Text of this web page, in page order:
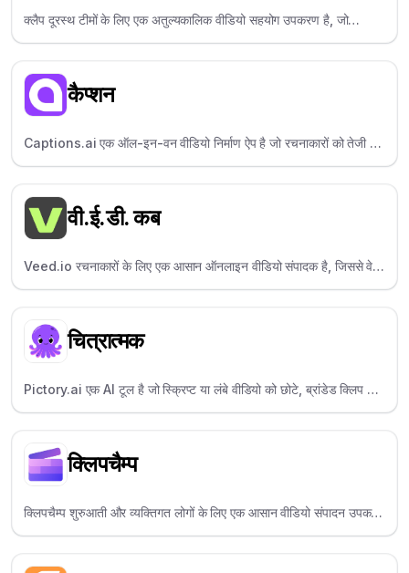
क्लैप दूरस्थ टीमों के लिए एक अतुल्यकालिक वीडियो सहयोग उपकरण है, जो
उपयोगकर्ताओं को वीडियो पर स्क्रीन रिकॉर्ड करने और टिप्पणी करने की अनुमति
कैप्शन
Captions.ai एक ऑल-इन-वन वीडियो निर्माण ऐप है जो रचनाकारों को तेजी से
वीडियो की स्क्रिप्ट लिखने, शूट करने और कैप्शन बनाने में मदद करता है।
वी.ई.डी. कब
Veed.io रचनाकारों के लिए एक आसान ऑनलाइन वीडियो संपादक है, जिससे वे
सामग्री को शीघ्रता से संपादित और कैप्शन कर सकते हैं।
चित्रात्मक
Pictory.ai एक AI टूल है जो स्क्रिप्ट या लंबे वीडियो को छोटे, ब्रांडेड क्लिप में
बदल देता है - जो सामग्री को पुनः उपयोग करने के लिए एकदम उपयुक्त है।
क्लिपचैम्प
क्लिपचैम्प शुरुआती और व्यक्तिगत लोगों के लिए एक आसान वीडियो संपादन उपकरण
है, जिसमें ड्रैग, ड्रॉप और क्रिएट कार्यक्षमता शामिल है।